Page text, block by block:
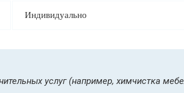
Индивидуально
услуг (например, химчистка